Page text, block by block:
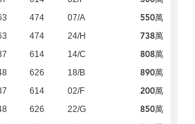
474 07/A 550萬
474 24/H 738萬
614 14/C 808萬
626 18/B 890萬
614 02/F 200萬
626 22/G 850萬